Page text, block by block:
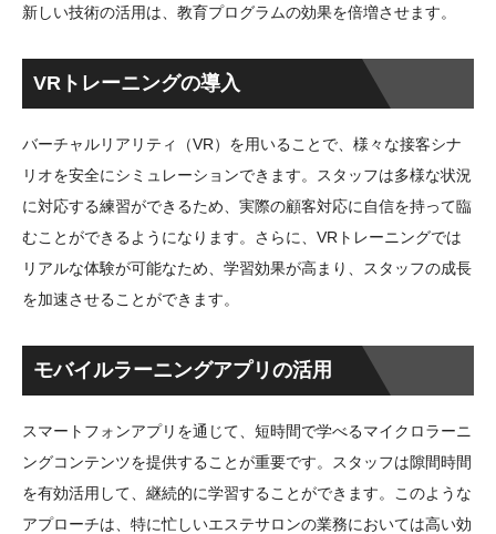
新しい技術の活用は、教育プログラムの効果を倍増させます。
VRトレーニングの導入
バーチャルリアリティ（VR）を用いることで、様々な接客シナ
リオを安全にシミュレーションできます。スタッフは多様な状況
に対応する練習ができるため、実際の顧客対応に自信を持って臨
むことができるようになります。さらに、VRトレーニングでは
リアルな体験が可能なため、学習効果が高まり、スタッフの成長
を加速させることができます。
モバイルラーニングアプリの活用
スマートフォンアプリを通じて、短時間で学べるマイクロラーニ
ングコンテンツを提供することが重要です。スタッフは隙間時間
を有効活用して、継続的に学習することができます。このような
アプローチは、特に忙しいエステサロンの業務においては高い効